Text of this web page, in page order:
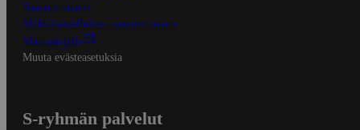
Saavutettavuus
Mobiilisovelluksen saavutettavuus
Mainostajalle
Muuta evästeasetuksia
S-ryhmän palvelut